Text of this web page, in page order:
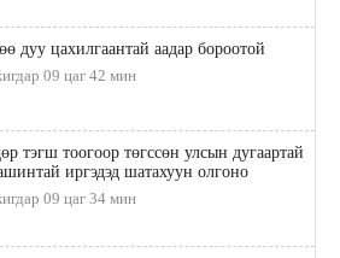
дуу цахилгаантай аадар бороотой
09 цаг 42 мин
тэгш тоогоор төгссөн улсын дугаартай
иргэдэд шатахуун олгоно
09 цаг 34 мин